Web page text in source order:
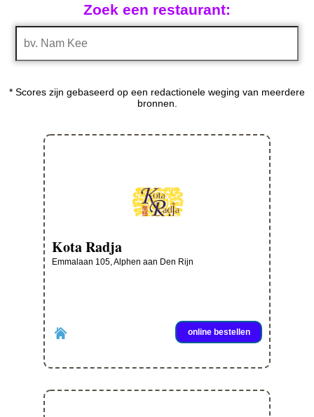
Zoek een restaurant:
* Scores zijn gebaseerd op een redactionele weging van meerdere
bronnen.
Kota Radja
Emmalaan 105, Alphen aan Den Rijn
online bestellen